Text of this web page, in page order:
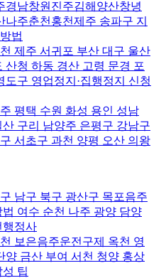
경남창원진주김해양산창녕
주춘천홍천제주 송파구 지
법
제주 서귀포 부산 대구 울산
산청 하동 경산 고령 문경 포
도구 영업정지·집행정지 신청
평택 수원 화성 용인 성남
구리 남양주 은평구 강남구
서초구 과천 양평 오산 의왕
남구 북구 광산구 목포음주
여수 순천 나주 광양 담양
행정사
보은음주운전구제 옥천 영
양 금산 부여 서천 청양 홍상
팁